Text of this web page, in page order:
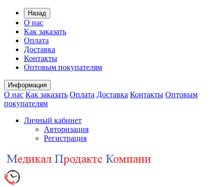
Назад
О нас
Как заказать
Оплата
Доставка
Контакты
Оптовым покупателям
Информация
О нас Как заказать Оплата Доставка Контакты Оптовым
покупателям
Личный кабинет
Авторизация
Регистрация